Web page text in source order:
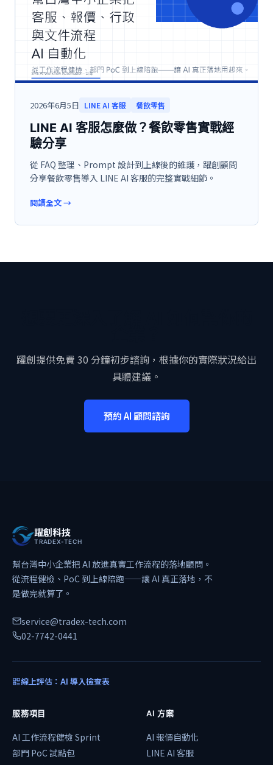
2026年6月5日 LINE AI 客服 餐飲零售
LINE AI 客服怎麼做？餐飲零售實戰經
驗分享
從 FAQ 整理、Prompt 設計到上線後的維護，躍創顧問
分享餐飲零售導入 LINE AI 客服的完整實戰細節。
閱讀全文→
躍創提供免費 30 分鐘初步諮詢，根據你的實際狀況給出
具體建議。
預約 AI 顧問諮詢
躍創科技
TRADEX-TECH
幫台灣中小企業把 AI 放進真實工作流程的落地顧問。
從流程健檢、PoC 到上線陪跑——讓 AI 真正落地，不
是做完就算了。
service@tradex-tech.com
02-7742-0441
線上評估：AI 導入檢查表
服務項目
AI 工作流程健檢 Sprint
部門 PoC 試點包
AI 方案
AI 報價自動化
LINE AI 客服